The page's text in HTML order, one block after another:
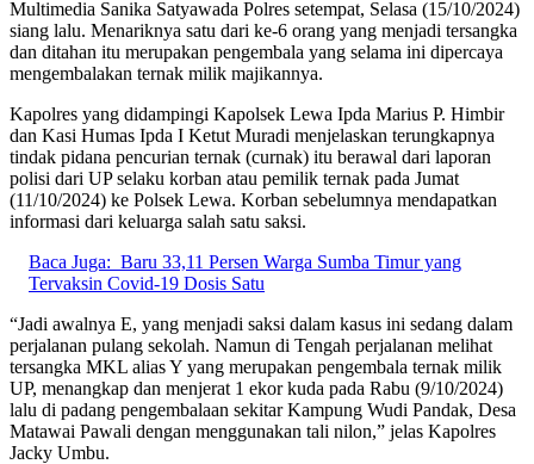
Multimedia Sanika Satyawada Polres setempat, Selasa (15/10/2024)
siang lalu. Menariknya satu dari ke-6 orang yang menjadi tersangka
dan ditahan itu merupakan pengembala yang selama ini dipercaya
mengembalakan ternak milik majikannya.
Kapolres yang didampingi Kapolsek Lewa Ipda Marius P. Himbir
dan Kasi Humas Ipda I Ketut Muradi menjelaskan terungkapnya
tindak pidana pencurian ternak (curnak) itu berawal dari laporan
polisi dari UP selaku korban atau pemilik ternak pada Jumat
(11/10/2024) ke Polsek Lewa. Korban sebelumnya mendapatkan
informasi dari keluarga salah satu saksi.
Baca Juga: Baru 33,11 Persen Warga Sumba Timur yang
Tervaksin Covid-19 Dosis Satu
“Jadi awalnya E, yang menjadi saksi dalam kasus ini sedang dalam
perjalanan pulang sekolah. Namun di Tengah perjalanan melihat
tersangka MKL alias Y yang merupakan pengembala ternak milik
UP, menangkap dan menjerat 1 ekor kuda pada Rabu (9/10/2024)
lalu di padang pengembalaan sekitar Kampung Wudi Pandak, Desa
Matawai Pawali dengan menggunakan tali nilon,” jelas Kapolres
Jacky Umbu.